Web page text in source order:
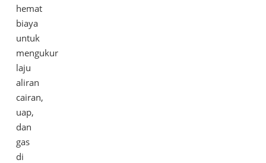
hemat
biaya
untuk
mengukur
laju
aliran
cairan,
uap,
dan
gas
di